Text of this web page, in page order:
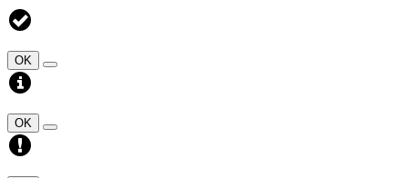
OK
OK